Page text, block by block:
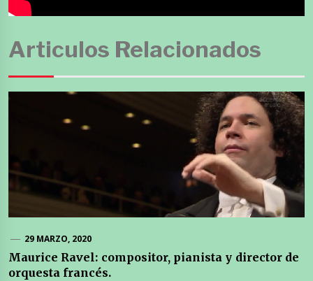
Articulos Relacionados
29 MARZO, 2020
Maurice Ravel: compositor, pianista y director de
orquesta francés.